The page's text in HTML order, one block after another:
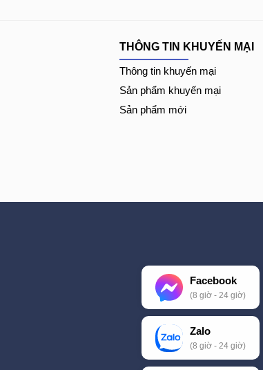
THÔNG TIN KHUYẾN MẠI
Thông tin khuyến mại
Sản phẩm khuyến mại
Sản phẩm mới
Facebook
(8 giờ - 24 giờ)
Zalo
(8 giờ - 24 giờ)